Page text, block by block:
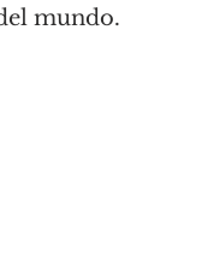
mundo.